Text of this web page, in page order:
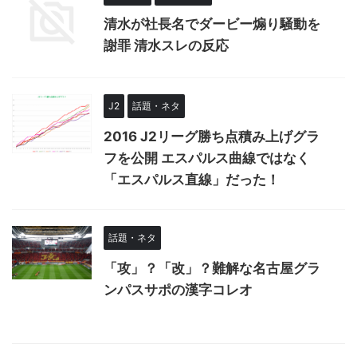
清水が社長名でダービー煽り騒動を
謝罪 清水スレの反応
J2 話題・ネタ
2016 J2リーグ勝ち点積み上げグラ
フを公開 エスパルス曲線ではなく
「エスパルス直線」だった！
話題・ネタ
「攻」？「改」？難解な名古屋グラ
ンパスサポの漢字コレオ